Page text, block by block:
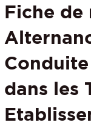
Fiche de
dans les